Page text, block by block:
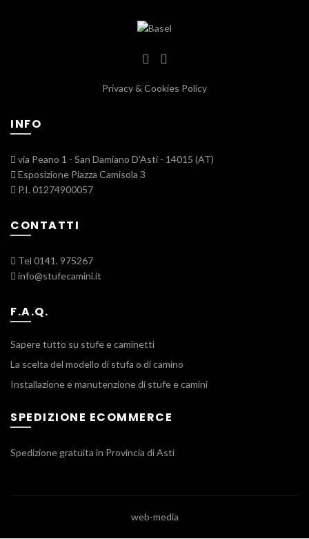
Privacy & Cookies Policy
INFO
via Peano 1 - San Damiano D'Asti - 14015 (AT)
Esposizione Piazza Camisola 3
P.I. 01274900057
CONTATTI
Tel 0141. 975267
info@stufecamini.it
F.A.Q.
Sapere tutto su stufe e caminetti
La scelta del modello di stufa o di camino
Installazione e manutenzione di stufe e camini
SPEDIZIONE ECOMMERCE
Spedizione gratuita in Provincia di Asti
web-media